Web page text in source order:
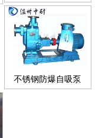
吸泵系列
不锈钢防爆自吸泵